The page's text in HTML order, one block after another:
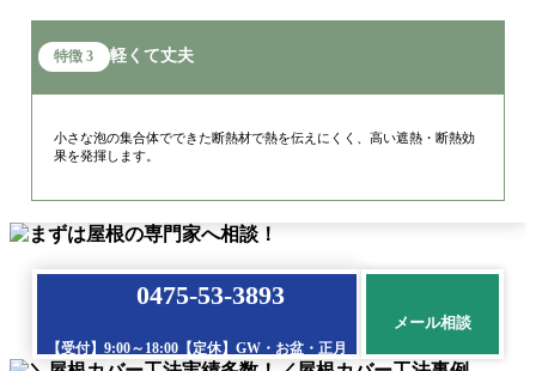
特徴 3 軽くて丈夫
⼩さな泡の集合体でできた断熱材で熱を伝えにくく、⾼い遮熱・断熱効
果を発揮します。
0475-53-3893
【受付】9:00～18:00【定休】GW・お盆・正月
メール相談